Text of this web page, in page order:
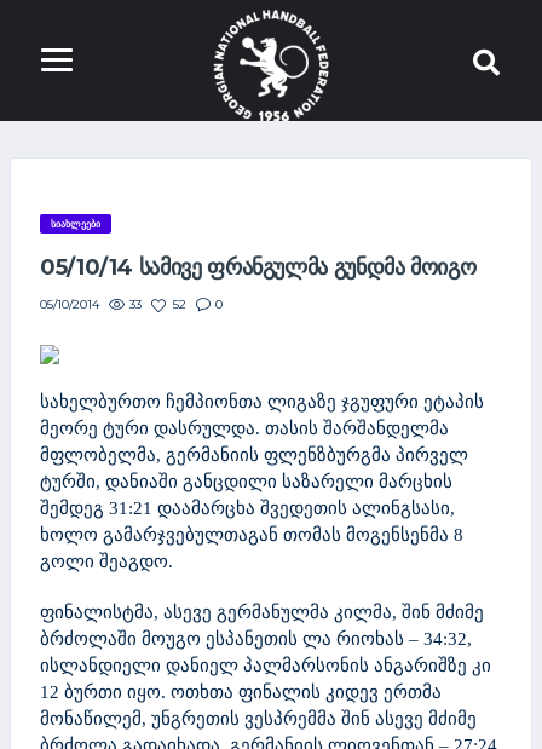
ᲡᲘᲐᲮᲚᲔᲔᲑᲘ
05/10/14 ᲡᲐᲛᲘᲕᲔ ᲤᲠᲐᲜᲒᲣᲚᲛᲐ ᲒᲣᲜᲓᲛᲐ ᲛᲝᲘᲒᲝ
05/10/2014 33 52 0
სახელბურთო ჩემპიონთა ლიგაზე ჯგუფური ეტაპის
მეორე ტური დასრულდა. თასის შარშანდელმა
მფლობელმა, გერმანიის ფლენზბურგმა პირველ
ტურში, დანიაში განცდილი საზარელი მარცხის
შემდეგ 31:21 დაამარცხა შვედეთის ალინგსასი,
ხოლო გამარჯვებულთაგან თომას მოგენსენმა 8
გოლი შეაგდო.
ფინალისტმა, ასევე გერმანულმა კილმა, შინ მძიმე
ბრძოლაში მოუგო ესპანეთის ლა რიოხას – 34:32,
ისლანდიელი დანიელ პალმარსონის ანგარიშზე კი
12 ბურთი იყო. ოთხთა ფინალის კიდევ ერთმა
მონაწილემ, უნგრეთის ვესპრემმა შინ ასევე მძიმე